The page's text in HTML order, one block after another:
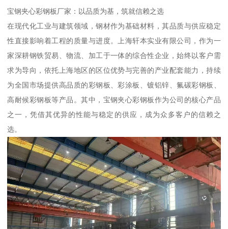
宝钢夹心彩钢板厂家：以品质为基，筑就信赖之选
在现代化工业与建筑领域，钢材作为基础材料，其品质与供应稳定
性直接影响着工程的质量与进度。上海轩本实业有限公司，作为一
家深耕钢铁贸易、物流、加工于一体的综合性企业，始终以客户需
求为导向，依托上海地区的区位优势与完善的产业配套能力，持续
为全国市场提供高品质的彩钢板、彩涂板、镀铝锌、氟碳彩钢板、
高耐候彩钢板等产品。其中，宝钢夹心彩钢板作为公司的核心产品
之一，凭借其优异的性能与稳定的供应，成为众多客户的信赖之
选。